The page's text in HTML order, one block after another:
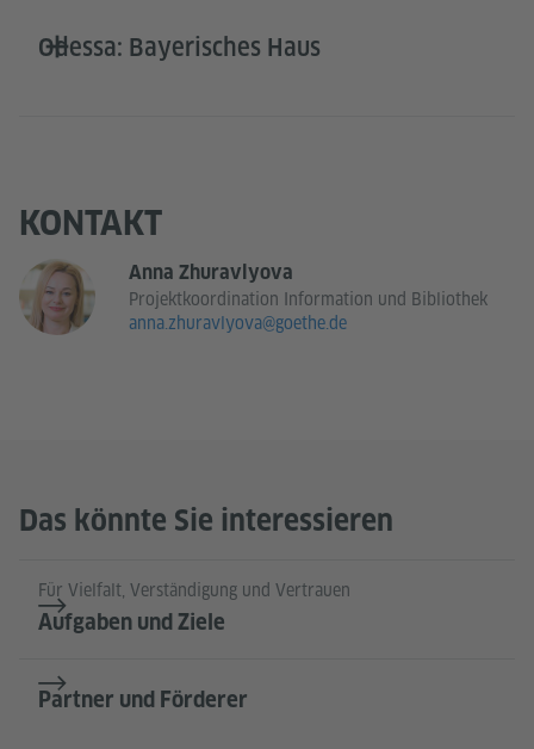
Odessa: Bayerisches Haus
KONTAKT
Anna Zhuravlyova
Projektkoordination Information und Bibliothek
anna.zhuravlyova@goethe.de
Das könnte Sie interessieren
Für Vielfalt, Verständigung und Vertrauen
Aufgaben und Ziele
Partner und Förderer